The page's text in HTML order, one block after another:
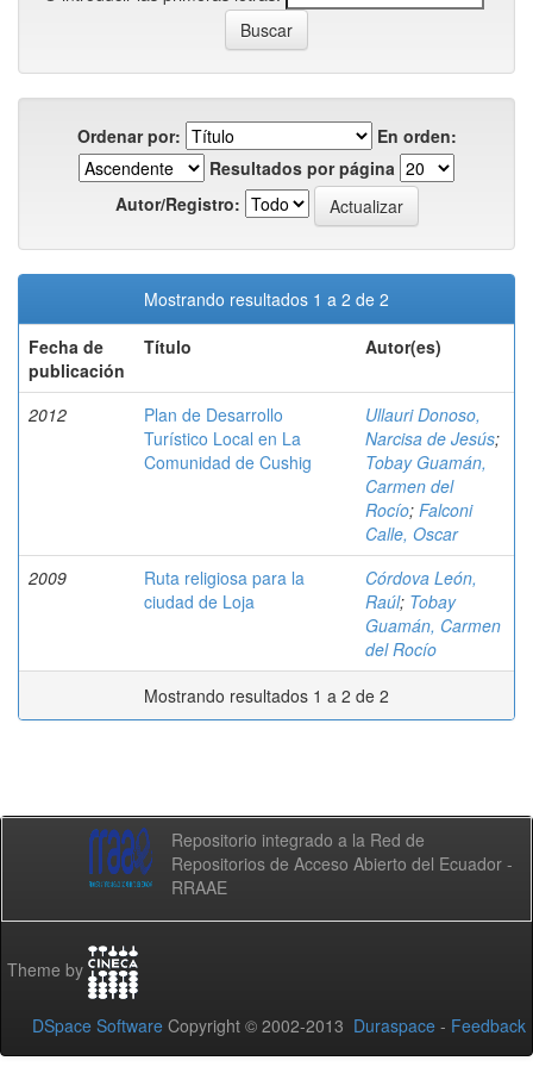
Ordenar por:
En orden:
Resultados por página
Autor/Registro:
Mostrando resultados 1 a 2 de 2
Fecha de
publicación
Título Autor(es)
2012
Plan de Desarrollo
Turístico Local en La
Comunidad de Cushig
Ullauri Donoso,
Narcisa de Jesús;
Tobay Guamán,
Carmen del
Rocío; Falconi
Calle, Oscar
2009
Ruta religiosa para la
ciudad de Loja
Córdova León,
Raúl; Tobay
Guamán, Carmen
del Rocío
Mostrando resultados 1 a 2 de 2
Repositorio integrado a la Red de
Repositorios de Acceso Abierto del Ecuador -
RRAAE
Theme by
DSpace Software Copyright © 2002-2013 Duraspace - Feedback